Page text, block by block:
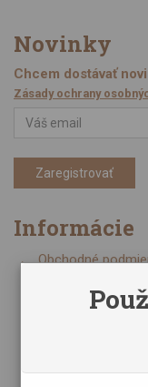
Novinky
Chcem dostávať
Zásady ochrany
Zaregistrovať
Informácie
Obchodné
Online kurzy
Poznáte nás z
Partnerské